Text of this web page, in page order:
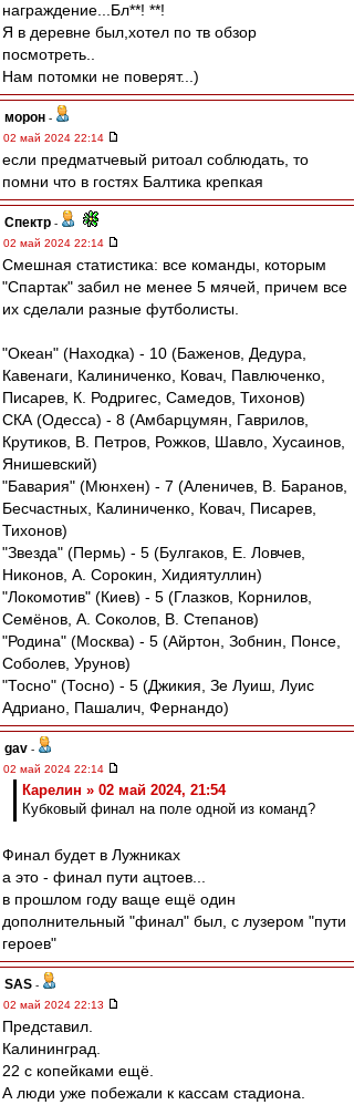
награждение...Бл**! **!
Я в деревне был,хотел по тв обзор
посмотреть..
Нам потомки не поверят...)
морон -
02 май 2024 22:14
если предматчевый ритоал соблюдать, то
помни что в гостях Балтика крепкая
Спектр -
02 май 2024 22:14
Смешная статистика: все команды, которым
"Спартак" забил не менее 5 мячей, причем все
их сделали разные футболисты.
"Океан" (Находка) - 10 (Баженов, Дедура,
Кавенаги, Калиниченко, Ковач, Павлюченко,
Писарев, К. Родригес, Самедов, Тихонов)
СКА (Одесса) - 8 (Амбарцумян, Гаврилов,
Крутиков, В. Петров, Рожков, Шавло, Хусаинов,
Янишевский)
"Бавария" (Мюнхен) - 7 (Аленичев, В. Баранов,
Бесчастных, Калиниченко, Ковач, Писарев,
Тихонов)
"Звезда" (Пермь) - 5 (Булгаков, Е. Ловчев,
Никонов, А. Сорокин, Хидиятуллин)
"Локомотив" (Киев) - 5 (Глазков, Корнилов,
Семёнов, А. Соколов, В. Степанов)
"Родина" (Москва) - 5 (Айртон, Зобнин, Понсе,
Соболев, Урунов)
"Тосно" (Тосно) - 5 (Джикия, Зе Луиш, Луис
Адриано, Пашалич, Фернандо)
gav -
02 май 2024 22:14
Карелин » 02 май 2024, 21:54
Кубковый финал на поле одной из команд?
Финал будет в Лужниках
а это - финал пути ацтоев...
в прошлом году ваще ещё один
дополнительный "финал" был, с лузером "пути
героев"
SAS -
02 май 2024 22:13
Представил.
Калининград.
22 с копейками ещё.
А люди уже побежали к кассам стадиона.